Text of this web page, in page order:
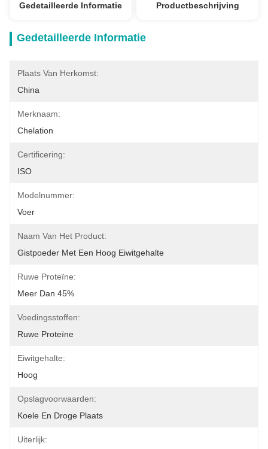
Gedetailleerde Informatie Productbeschrijving
Gedetailleerde Informatie
Plaats Van Herkomst:
China
Merknaam:
Chelation
Certificering:
ISO
Modelnummer:
Voer
Naam Van Het Product:
Gistpoeder Met Een Hoog Eiwitgehalte
Ruwe Proteïne:
Meer Dan 45%
Voedingsstoffen:
Ruwe Proteïne
Eiwitgehalte:
Hoog
Opslagvoorwaarden:
Koele En Droge Plaats
Uiterlijk: